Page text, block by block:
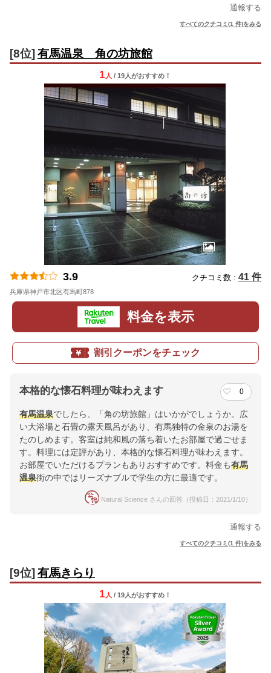
通報する
すべてのクチコミ(1 件)をみる
[8位] 有馬温泉 角の坊旅館
1 人 / 19人がおすすめ！
3.9 クチコミ数 : 41 件
兵庫県神戸市北区有馬町878
料金を表示
割引クーポンをチェック
本格的な懐石料理が味わえます 0
有馬温泉でしたら、「角の坊旅館」はいかがでしょうか。広
い大浴場と石畳の露天風呂があり、有馬独特の金泉のお湯を
たのしめます。客室は純和風の落ち着いたお部屋で過ごせま
す。料理には定評があり、本格的な懐石料理が味わえます。
お部屋でいただけるプランもありおすすめです。料金も有馬
温泉街の中ではリーズナブルで学生の方に最適です。
Natural Science さんの回答（投稿日：2021/1/10）
通報する
すべてのクチコミ(1 件)をみる
[9位] 有馬きらり
1 人 / 19人がおすすめ！